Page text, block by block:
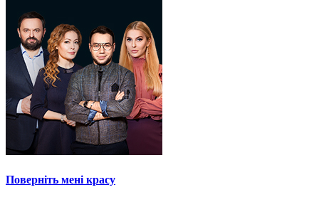
Поверніть мені красу